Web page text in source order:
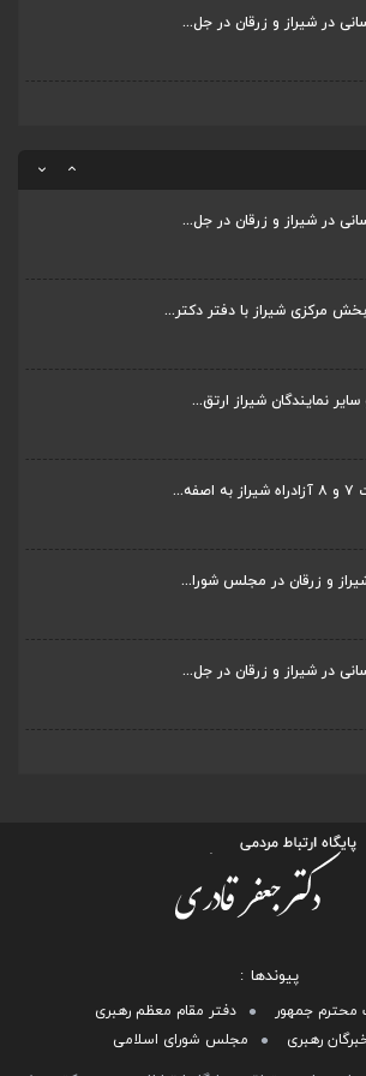
در شیراز و زرقان در جل...
در شیراز و زرقان در جل...
مرکزی شیراز با دفتر دکتر...
نمایندگان شیراز ارتق...
و زرقان در مجلس شورا...
در شیراز و زرقان در جل...
پیوندها
محترم جمهور
دفتر مقام معظم رهبری
رهبری
مجلس شورای اسلامی